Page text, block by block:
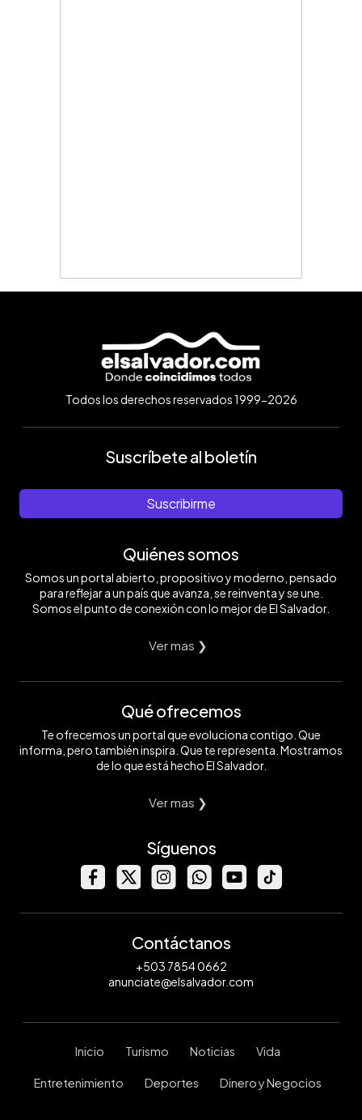
Todos los derechos reservados 1999-2026
Suscríbete al boletín
Suscribirme
Quiénes somos
Somos un portal abierto, propositivo y moderno, pensado
para reflejar a un país que avanza, se reinventa y se une.
Somos el punto de conexión con lo mejor de El Salvador.
Ver mas ❯
Qué ofrecemos
Te ofrecemos un portal que evoluciona contigo. Que
informa, pero también inspira. Que te representa. Mostramos
de lo que está hecho El Salvador.
Ver mas ❯
Síguenos
Contáctanos
+503 7854 0662
anunciate@elsalvador.com
Inicio Turismo Noticias Vida
Entretenimiento Deportes Dinero y Negocios